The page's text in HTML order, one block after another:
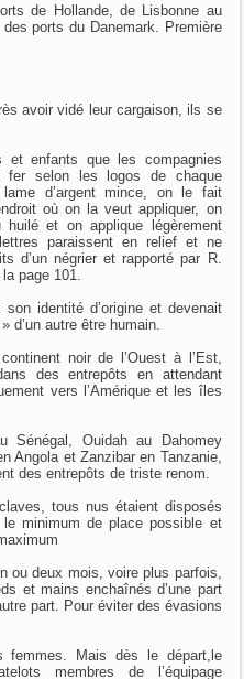
de Hollande, de Lisbonne au
ports du Danemark. Première
avoir vidé leur cargaison, ils se
et enfants que les compagnies
fer selon les logos de chaque
d’argent mince, on le fait
où on la veut appliquer, on
et on applique légèrement
paraissent en relief et ne
d’un négrier et rapporté par R.
page 101.
son identité d’origine et devenait
d’un autre être humain.
noir de l’Ouest à l’Est,
des entrepôts en attendant
vers l’Amérique et les îles
Sénégal, Ouidah au Dahomey
Angola et Zanzibar en Tanzanie,
des entrepôts de triste renom.
tous nus étaient disposés
minimum de place possible et
ou deux mois, voire plus parfois,
et mains enchaînés d’une part
part. Pour éviter des évasions
femmes. Mais dès le départ,le
membres de l’équipage